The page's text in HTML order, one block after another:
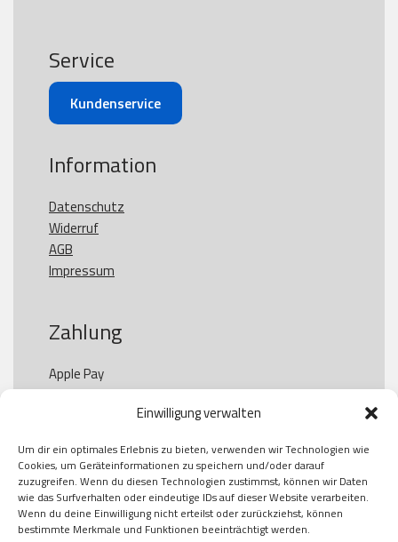
Einwilligung verwalten
Um dir ein optimales Erlebnis zu bieten, verwenden wir Technologien wie
Cookies, um Geräteinformationen zu speichern und/oder darauf
zuzugreifen. Wenn du diesen Technologien zustimmst, können wir Daten
wie das Surfverhalten oder eindeutige IDs auf dieser Website verarbeiten.
Wenn du deine Einwilligung nicht erteilst oder zurückziehst, können
bestimmte Merkmale und Funktionen beeinträchtigt werden.
Service
Kundenservice
Information
Datenschutz
Widerruf
AGB
Impressum
Zahlung
Apple Pay
Paypal
Kauf auf Rechung
Klarna
American Express